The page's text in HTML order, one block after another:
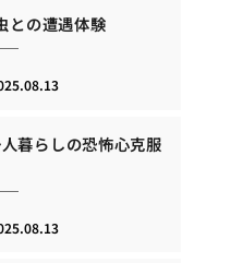
との遭遇体験
暮らしの恐怖心克服